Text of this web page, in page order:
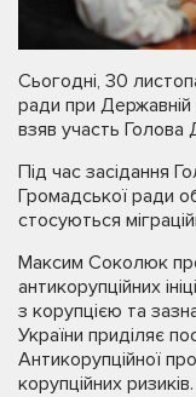
Сьогодні, 30
ради при Державній
взяв участь
Під час засідання
Громадської ради
стосуються
Максим Соколюк
антикорупційних
з корупцією та
України приділяє
Антикорупційної
корупційних ризиків.